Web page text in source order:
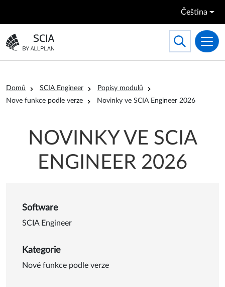
Čeština
Přejít na domovskou stránku
Toggle
Search
Drobečková navigace
Domů SCIA Engineer
Popisy modulů
Nove funkce podle verze
Novinky ve SCIA Engineer 2026
NOVINKY VE SCIA
ENGINEER 2026
Software
SCIA Engineer
Kategorie
Nové funkce podle verze